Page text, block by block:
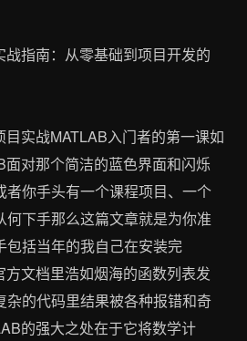
目实战MATLAB入门者的第一课如
面对那个简洁的蓝色界面和闪烁
者你手头有一个课程项目、一个
下手那么这篇文章就是为你准
包括当年的我自己在安装完
方文档里浩如烟海的函数列表发
杂的代码里结果被各种报错和奇
的强大之处在于它将数学计